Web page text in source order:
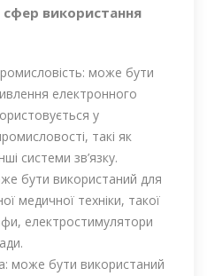
сфер використання
може бути
електронного
у
такі як
системи зв’язку.
бути використаний для
медичної техніки, такої
електростимулятори
може бути використаний